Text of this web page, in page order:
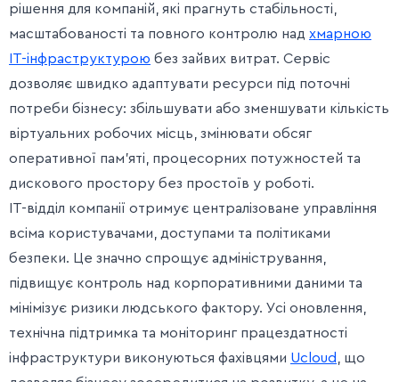
рішення для компаній, які прагнуть стабільності,
масштабованості та повного контролю над хмарною
ІТ-інфраструктурою без зайвих витрат. Сервіс
дозволяє швидко адаптувати ресурси під поточні
потреби бізнесу: збільшувати або зменшувати кількість
віртуальних робочих місць, змінювати обсяг
оперативної пам’яті, процесорних потужностей та
дискового простору без простоїв у роботі.
ІТ-відділ компанії отримує централізоване управління
всіма користувачами, доступами та політиками
безпеки. Це значно спрощує адміністрування,
підвищує контроль над корпоративними даними та
мінімізує ризики людського фактору. Усі оновлення,
технічна підтримка та моніторинг працездатності
інфраструктури виконуються фахівцями Ucloud
, що